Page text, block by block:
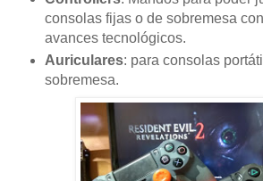
consolas fijas o de sobremesa
avances tecnológicos.
Auriculares: para consolas
sobremesa.